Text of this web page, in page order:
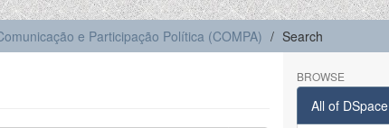
e Participação Política (COMPA) Search
BROWSE
All of DSpace